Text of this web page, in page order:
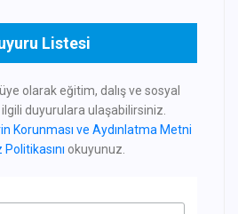
Listesi
olarak eğitim, dalış ve sosyal
duyurulara ulaşabilirsiniz.
Korunması ve Aydınlatma Metni
okuyunuz.